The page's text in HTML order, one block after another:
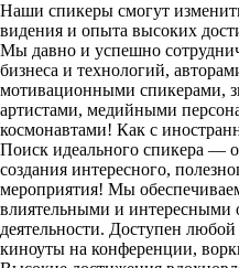
Наши спикеры смогут
видения и опыта высоких
Мы давно и успешно
бизнеса и технологий,
мотивационными спикерами,
артистами, медийными
космонавтами! Как с
Поиск идеального спикера —
создания интересного,
мероприятия! Мы
влиятельными и интересными
деятельности. Доступен
киноуты на конференции,